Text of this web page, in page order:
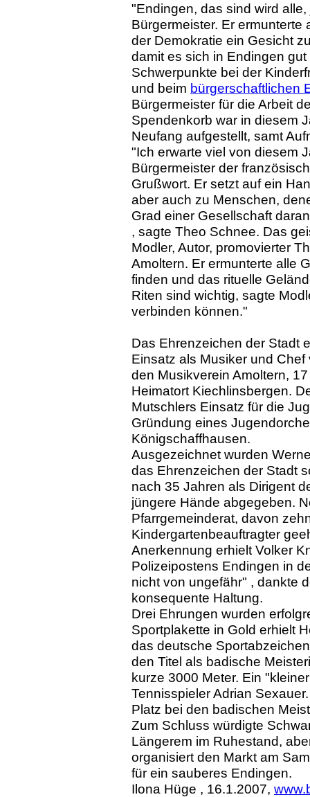
"Endingen, das sind wird
Bürgermeister. Er
der Demokratie ein Gesicht
damit es sich in Endingen
Schwerpunkte bei der
und beim bürgerschaftlichen
Bürgermeister für die Arbeit
Spendenkorb war in diesem
Neufang aufgestellt, samt
"Ich erwarte viel von diesem
Bürgermeister der
Grußwort. Er setzt auf ein
aber auch zu Menschen,
Grad einer Gesellschaft
, sagte Theo Schnee. Das
Modler, Autor, promovierter
Amoltern. Er ermunterte alle
finden und das rituelle
Riten sind wichtig, sagte
verbinden können."
Das Ehrenzeichen der Stadt
Einsatz als Musiker und
den Musikverein Amoltern,
Heimatort Kiechlinsbergen.
Mutschlers Einsatz für die
Gründung eines
Königschaffhausen.
Ausgezeichnet wurden
das Ehrenzeichen der Stadt
nach 35 Jahren als Dirigent
jüngere Hände abgegeben.
Pfarrgemeinderat, davon
Kindergartenbeauftragter
Anerkennung erhielt Volker
Polizeipostens Endingen in
nicht von ungefähr" , dankte
konsequente Haltung.
Drei Ehrungen wurden
Sportplakette in Gold erhielt
das deutsche
den Titel als badische
kurze 3000 Meter. Ein
Tennisspieler Adrian
Platz bei den badischen
Zum Schluss würdigte
Längerem im Ruhestand,
organisiert den Markt am
für ein sauberes Endingen.
Ilona Hüge , 16.1.2007,